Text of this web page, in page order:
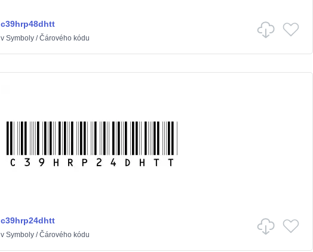
c39hrp48dhtt
v Symboly/Čárového kódu
c39hrp24dhtt
v Symboly/Čárového kódu